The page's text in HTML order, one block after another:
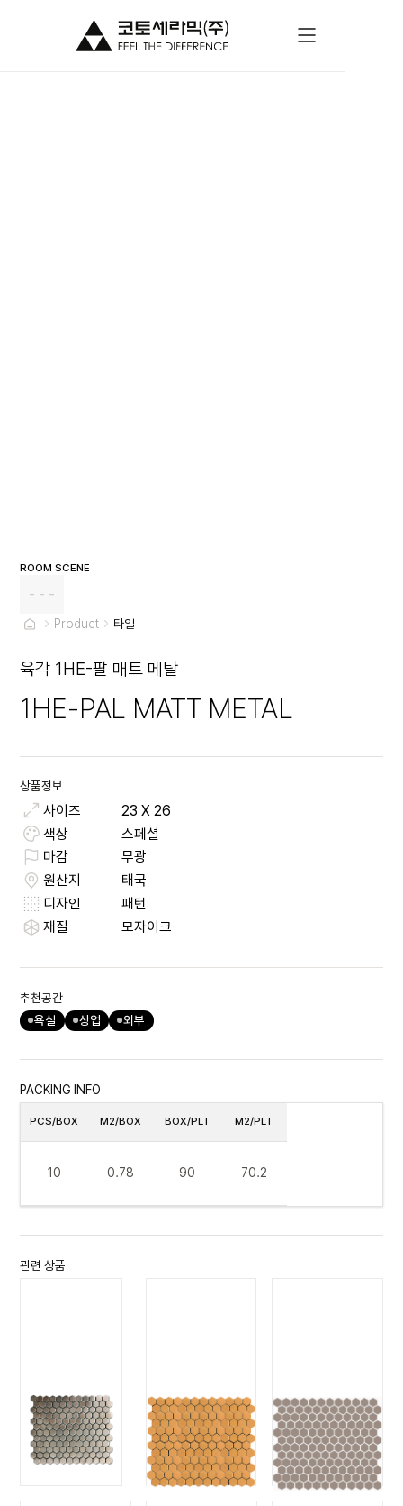
ROOM SCENE
- - -
Product 타일
육각 1HE-팔 매트 메탈
1HE-PAL MATT METAL
상품정보
사이즈 23 X 26
색상
스페셜
마감
무광
원산지
태국
디자인
패턴
재질
모자이크
추천공간
욕실
상업 외부
PACKING INFO
PCS/BOX
10
M2/BOX
0.78
BOX/PLT
90
M2/PLT
70.2
관련 상품
육각 1HE-실버
1HE-SILVER
육각 1HE-6233
1HE-6233
육각 1HE-팔
매트 머디
1HE-PAL
MATT MUDDY